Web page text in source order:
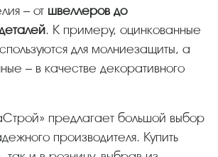
– от швеллеров до
. К примеру, оцинкованные
для молниезащиты, а
– в качестве декоративного
производителя. Купить